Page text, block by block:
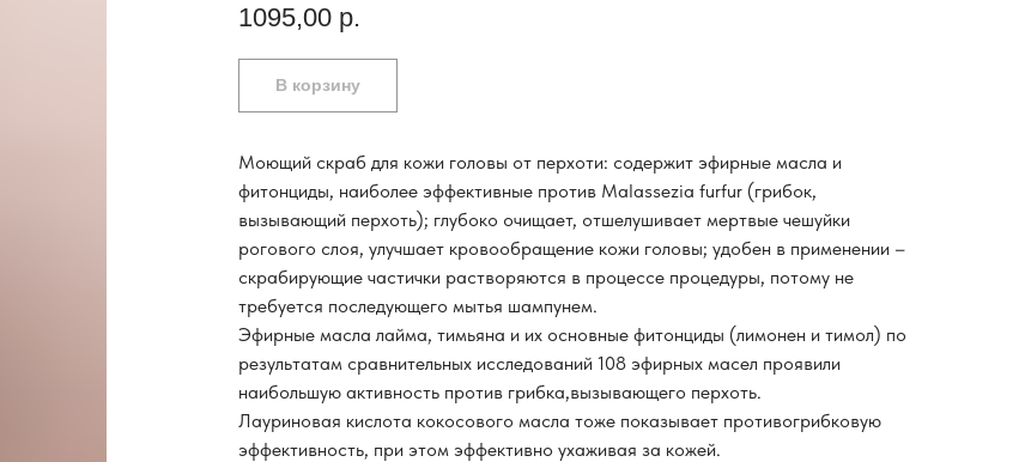
1095,00 р.
В корзину
Моющий скраб для кожи головы от перхоти: содержит эфирные масла и
фитонциды, наиболее эффективные против Malassezia furfur (грибок,
вызывающий перхоть); глубоко очищает, отшелушивает мертвые чешуйки
рогового слоя, улучшает кровообращение кожи головы; удобен в применении –
скрабирующие частички растворяются в процессе процедуры, потому не
требуется последующего мытья шампунем.
Эфирные масла лайма, тимьяна и их основные фитонциды (лимонен и тимол) по
результатам сравнительных исследований 108 эфирных масел проявили
наибольшую активность против грибка,вызывающего перхоть.
Лауриновая кислота кокосового масла тоже показывает противогрибковую
эффективность, при этом эффективно ухаживая за кожей.